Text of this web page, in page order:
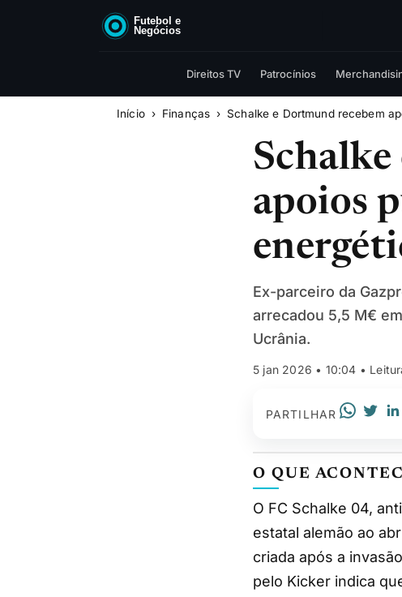
Direitos TV Patrocínios
Início Finanças Schalke e Dortmund recebem
apoios
Ex-parceiro da
arrecadou 5,5 M€
Ucrânia.
5 jan 2026 • 10:04 •
PARTILHAR
O QUE
O FC Schalke 04,
estatal alemão ao
criada após a
pelo Kicker indica